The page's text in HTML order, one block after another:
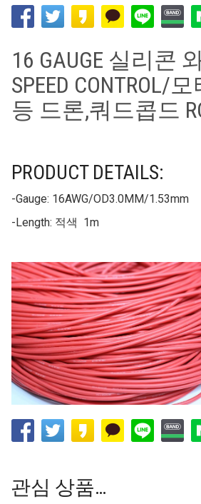
16 GAUGE 실리콘
SPEED CONTROL/
등 드론,쿼드콥드
PRODUCT DETAILS:
-Gauge: 16AWG/OD3.0MM/1.53mm
-Length: 적색 1m
관심 상품…